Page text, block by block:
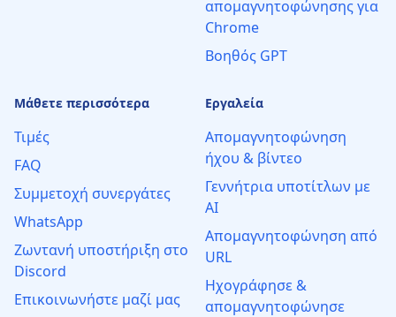
απομαγνητοφώνησης για
Chrome
Βοηθός GPT
Μάθετε περισσότερα
Τιμές
FAQ
Συμμετοχή συνεργάτες
WhatsApp
Ζωντανή υποστήριξη στο
Discord
Επικοινωνήστε μαζί μας
Εργαλεία
Απομαγνητοφώνηση
ήχου & βίντεο
Γεννήτρια υποτίτλων με
AI
Απομαγνητοφώνηση από
URL
Ηχογράφησε &
απομαγνητοφώνησε